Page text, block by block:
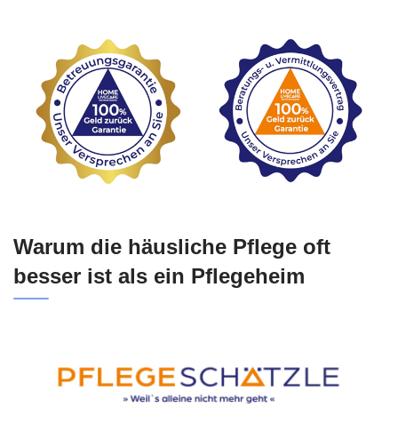
Warum die häusliche Pflege oft
besser ist als ein Pflegeheim